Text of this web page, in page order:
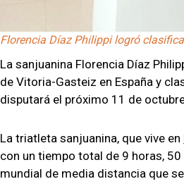
Florencia Díaz Philippi logró
La sanjuanina Florencia Díaz
de Vitoria-Gasteiz en España y
disputará el próximo 11 de
La triatleta sanjuanina, que vive en
con un tiempo total de 9 horas,
mundial de media distancia que